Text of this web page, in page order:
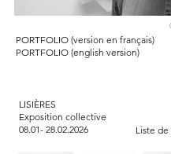
PORTFOLIO (version en français)
PORTFOLIO (english version)
LISIÈRES
Exposition collective
08.01- 28.02.2026
Liste